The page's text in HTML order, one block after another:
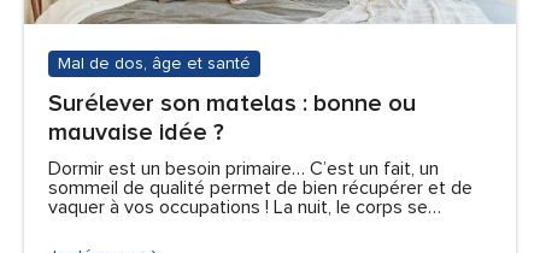
Mal de dos, âge et santé
Surélever son matelas : bonne ou
mauvaise idée ?
Dormir est un besoin primaire… C’est un fait, un
sommeil de qualité permet de bien récupérer et de
vaquer à vos occupations ! La nuit, le corps se…